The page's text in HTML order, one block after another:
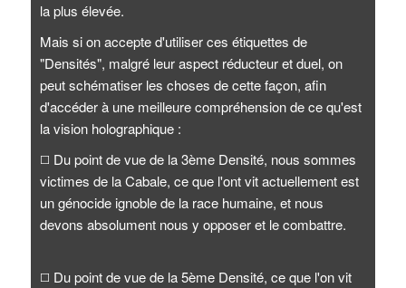
la plus élevée.
Mais si on accepte d'utiliser ces étiquettes de
"Densités", malgré leur aspect réducteur et duel, on
peut schématiser les choses de cette façon, afin
d'accéder à une meilleure compréhension de ce qu'est
la vision holographique :
◻️ Du point de vue de la 3ème Densité, nous sommes
victimes de la Cabale, ce que l'ont vit actuellement est
un génocide ignoble de la race humaine, et nous
devons absolument nous y opposer et le combattre.
◻️ Du point de vue de la 5ème Densité, ce que l'on vit